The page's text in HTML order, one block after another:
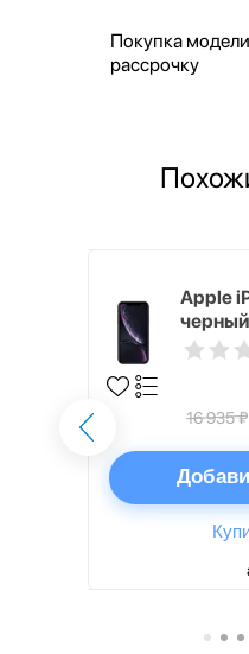
Покупка
рассрочку
Apple
черный
16 935 ₽